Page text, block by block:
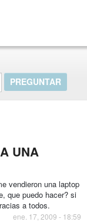
UNA
vendieron una laptop
que puedo hacer? si
a todos.
ene. 17, 2009 - 18:59